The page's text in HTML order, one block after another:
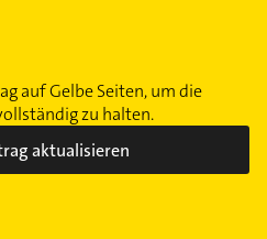
auf Gelbe Seiten, um die
zu halten.
aktualisieren